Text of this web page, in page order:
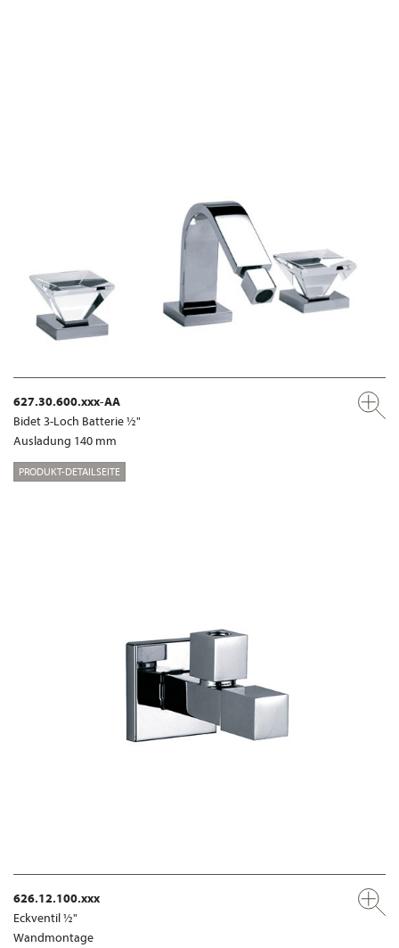
627.30.600.xxx-AA
Bidet 3-Loch Batterie ½"
Ausladung 140 mm
PRODUKT-DETAILSEITE
626.12.100.xxx
Eckventil ½"
Wandmontage